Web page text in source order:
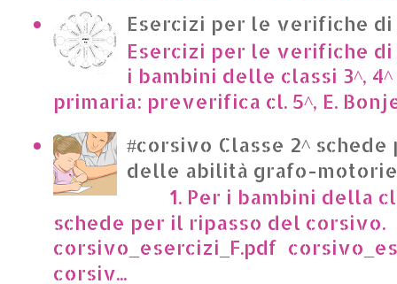
Esercizi per le verifiche
Esercizi per le verifiche
i bambini delle classi 3^,
primaria: preverifica cl. 5^, E.
#corsivo Classe 2^
delle abilità grafo-motorie
1. Per i bambini della
schede per il ripasso del corsivo.
corsivo_esercizi_F.pdf
corsiv...